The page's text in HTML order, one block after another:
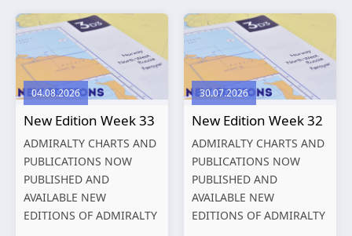
04.08.2026
New Edition Week 33
ADMIRALTY CHARTS AND
PUBLICATIONS NOW
PUBLISHED AND
AVAILABLE NEW
EDITIONS OF ADMIRALTY
30.07.2026
New Edition Week 32
ADMIRALTY CHARTS AND
PUBLICATIONS NOW
PUBLISHED AND
AVAILABLE NEW
EDITIONS OF ADMIRALTY